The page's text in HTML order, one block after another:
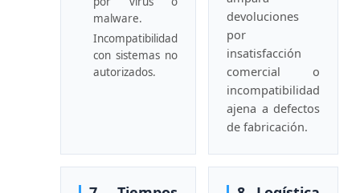
malware.
Incompatibilidad
con sistemas no
autorizados.
devoluciones
por
insatisfacción
comercial o
incompatibilidad
ajena a defectos
de fabricación.